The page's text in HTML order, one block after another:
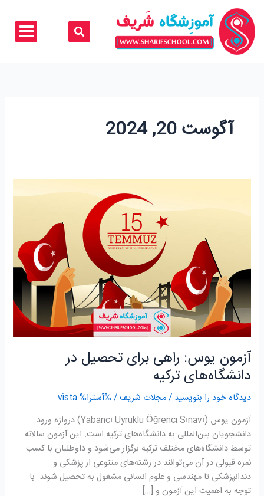
محتوا
آگوست 20, 2024
آزمون یوس: راهی برای تحصیل در
دانشگاه‌های ترکیه
دیدگاه‌ خود را بنویسید /مجلات شریف/ %آسترا%vista
آزمون یوس (Yabancı Uyruklu Öğrenci Sınavı) دروازه ورود
دانشجویان بین‌المللی به دانشگاه‌های ترکیه است. این آزمون سالانه
توسط دانشگاه‌های مختلف ترکیه برگزار می‌شود و داوطلبان با کسب
نمره قبولی در آن می‌توانند در رشته‌های متنوعی از پزشکی و
دندانپزشکی تا مهندسی و علوم انسانی مشغول به تحصیل شوند. با
توجه به اهمیت این آزمون و […]
دانشگاه‌های
ترکیه